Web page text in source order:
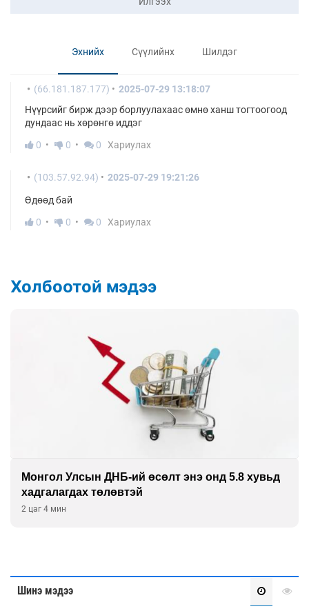
Эхнийх Сүүлийнх Шилдэг
(66.181.187.177)
2025-07-29 13:18:07
Нүүрсийг бирж дээр борлуулахаас өмнө ханш тогтоогоод
дундаас нь хөрөнгө иддэг
0
0 0 Хариулах
(103.57.92.94) 2025-07-29 19:21:26
Өдөөд бай
0
0 0 Хариулах
Холбоотой мэдээ
Монгол Улсын ДНБ-ий өсөлт энэ онд 5.8 хувьд
хадгалагдах төлөвтэй
2 цаг 4 мин
Шинэ мэдээ